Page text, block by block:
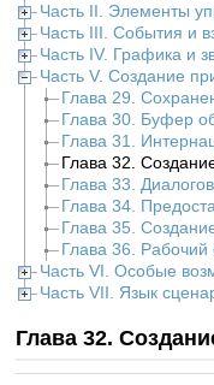
Часть II. Элементы
Часть III. События и
Часть IV. Графика и
Часть V. Создание
Глава 29.
Глава 30. Буфер
Глава 31.
Глава 32.
Глава 33.
Глава 34.
Глава 35.
Глава 36. Рабочий
Часть VI. Особые
Часть VII. Язык
Глава 32.